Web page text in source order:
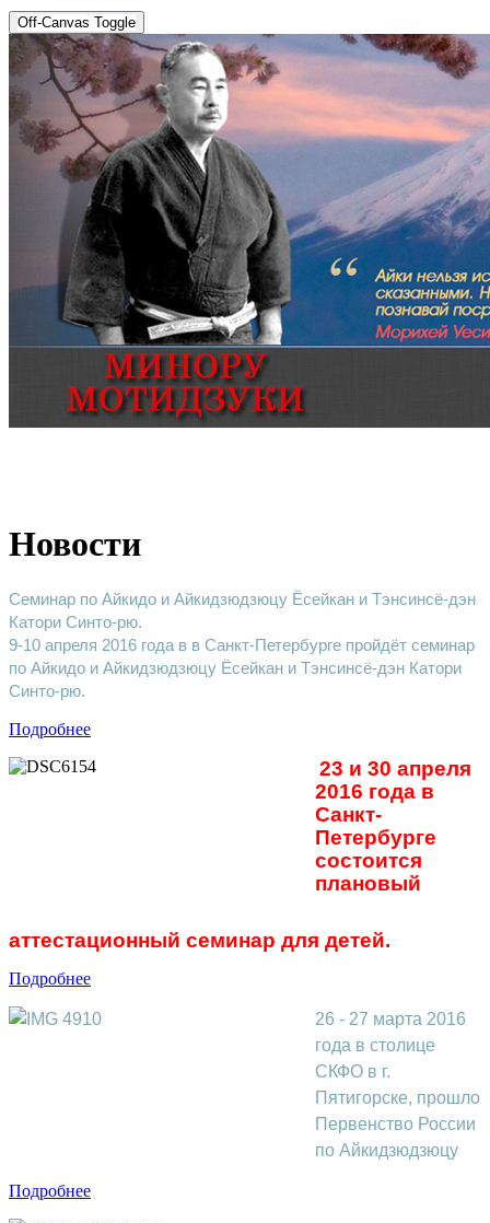
Off-Canvas Toggle
Новости
Семинар по Айкидо и Айкидзюдзюцу Ёсейкан и Тэнсинсё-дэн
Катори Синто-рю.
9-10 апреля 2016 года в в Санкт-Петербурге пройдёт семинар
по Айкидо и Айкидзюдзюцу Ёсейкан и Тэнсинсё-дэн Катори
Синто-рю.
Подробнее
23 и 30 апреля
2016 года в
Санкт-
Петербурге
состоится
плановый
аттестационный семинар для детей.
Подробнее
26 - 27 марта 2016
года в столице
СКФО в г.
Пятигорске, прошло
Первенство России
по Айкидзюдзюцу
Подробнее